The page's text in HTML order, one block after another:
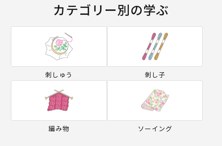
カテゴリー別の学ぶ
刺しゅう 刺し子
編み物 ソーイング